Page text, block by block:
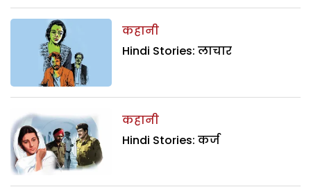
कहानी
Hindi Stories: लाचार
कहानी
Hindi Stories: कर्ज